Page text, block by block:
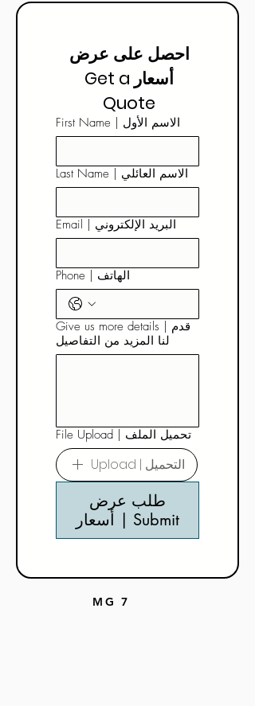
Quote
First Name | الاسم الأول
Last Name | الاسم العائلي
Email | البريد الإلكتروني
Phone | الهاتف
Give us more details | قدم
لنا المزيد من التفاصيل
File Upload | تحميل الملف
Upload | التحميل
طلب عرض
أسعار | Submit
MG 7